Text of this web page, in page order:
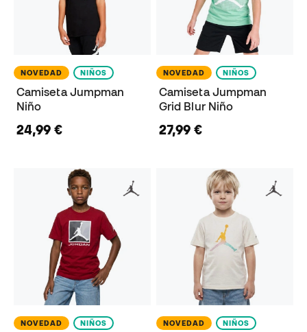
NOVEDAD NIÑOS
Camiseta Jumpman
Niño
24,99 €
NOVEDAD NIÑOS
Camiseta Jumpman
Grid Blur Niño
27,99 €
NOVEDAD NIÑOS NOVEDAD NIÑOS